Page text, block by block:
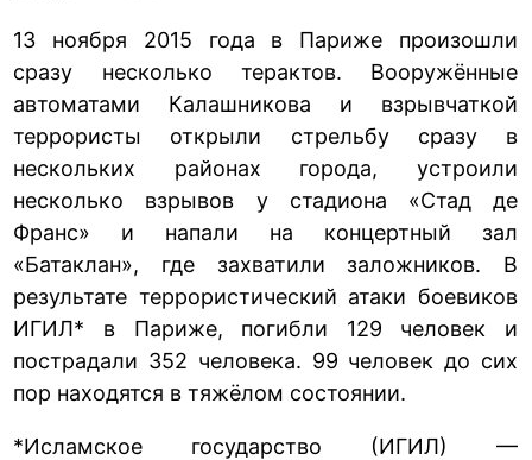
13 ноября 2015 года в Париже произошли
сразу несколько терактов. Вооружённые
автоматами Калашникова и взрывчаткой
террористы открыли стрельбу сразу в
нескольких районах города, устроили
несколько взрывов у стадиона «Стад де
Франс» и напали на концертный зал
«Батаклан», где захватили заложников. В
результате террористический атаки боевиков
ИГИЛ* в Париже, погибли 129 человек и
пострадали 352 человека. 99 человек до сих
пор находятся в тяжёлом состоянии.
*Исламское государство (ИГИЛ) —